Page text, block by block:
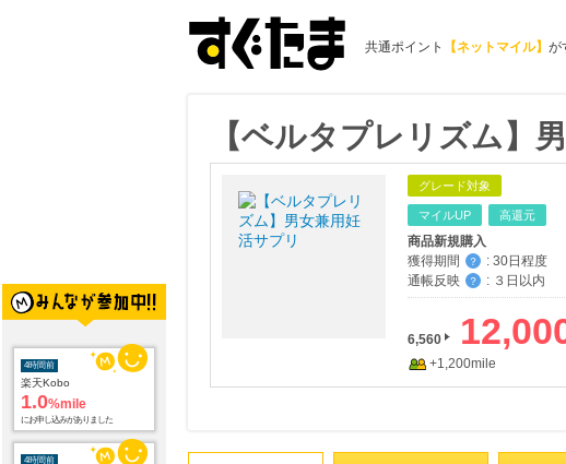
共通ポイント 【ネットマイル】 が
4時間前
楽天Kobo
1.0%mile
にお申し込みがありました
4時間前
【ベルタプレリズム】
グレード対象
マイルUP 高還元
商品新規購入
獲得期間
？ : 30日程度
通帳反映
？ : ３日以内
6,560
+1,200mile